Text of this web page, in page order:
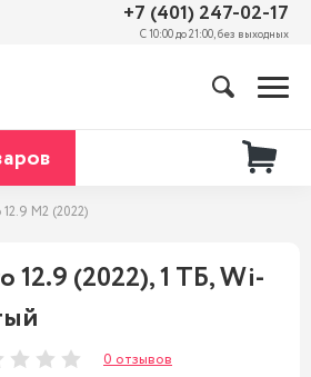
+7 (401) 247-02-17
С 10:00 до 21:00, без выходных
12.9 M2 (2022)
12.9 (2022), 1 ТБ, Wi-
0 отзывов